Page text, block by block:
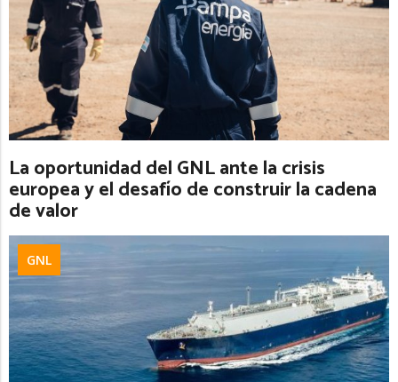
La oportunidad del GNL ante la crisis
europea y el desafío de construir la cadena
de valor
GNL